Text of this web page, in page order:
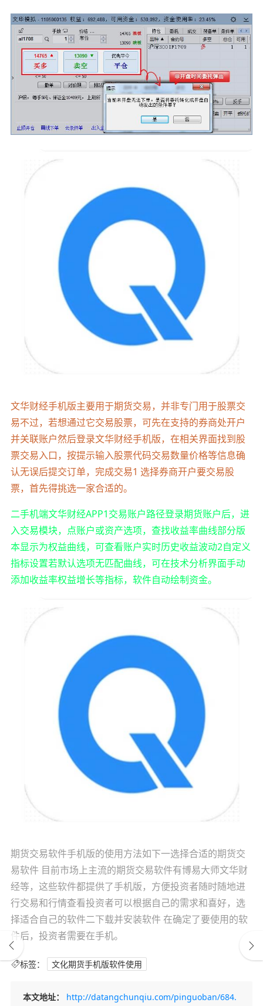
文华财经手机版主要用于期货交易，并非专门用于股票交
易不过，若想通过它交易股票，可先在支持的券商处开户
并关联账户然后登录文华财经手机版，在相关界面找到股
票交易入口，按提示输入股票代码交易数量价格等信息确
认无误后提交订单，完成交易1 选择券商开户要交易股
票，首先得挑选一家合适的。
二手机端文华财经APP1交易账户路径登录期货账户后，进
入交易模块，点账户或资产选项，查找收益率曲线部分版
本显示为权益曲线，可查看账户实时历史收益波动2自定义
指标设置若默认选项无匹配曲线，可在技术分析界面手动
添加收益率权益增长等指标，软件自动绘制资金。
期货交易软件手机版的使用方法如下一选择合适的期货交
易软件 目前市场上主流的期货交易软件有博易大师文华财
经等，这些软件都提供了手机版，方便投资者随时随地进
行交易和行情查看投资者可以根据自己的需求和喜好，选
择适合自己的软件二下载并安装软件 在确定了要使用的软
件后，投资者需要在手机。
标签： 文化期货手机版软件使用
本文地址：
http://datangchunqiu.com/pinguoban/684.